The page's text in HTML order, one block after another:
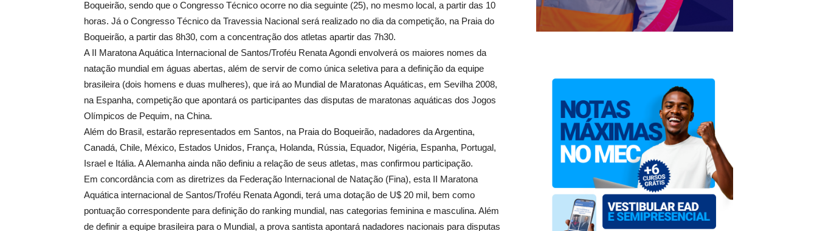
Boqueirão, sendo que o Congresso Técnico ocorre no dia seguinte (25), no mesmo local, a partir das 10
horas. Já o Congresso Técnico da Travessia Nacional será realizado no dia da competição, na Praia do
Boqueirão, a partir das 8h30, com a concentração dos atletas apartir das 7h30.
A II Maratona Aquática Internacional de Santos/Troféu Renata Agondi envolverá os maiores nomes da
natação mundial em águas abertas, além de servir de como única seletiva para a definição da equipe
brasileira (dois homens e duas mulheres), que irá ao Mundial de Maratonas Aquáticas, em Sevilha 2008,
na Espanha, competição que apontará os participantes das disputas de maratonas aquáticas dos Jogos
Olímpicos de Pequim, na China.
Além do Brasil, estarão representados em Santos, na Praia do Boqueirão, nadadores da Argentina,
Canadá, Chile, México, Estados Unidos, França, Holanda, Rússia, Equador, Nigéria, Espanha, Portugal,
Israel e Itália. A Alemanha ainda não definiu a relação de seus atletas, mas confirmou participação.
Em concordância com as diretrizes da Federação Internacional de Natação (Fina), esta II Maratona
Aquática internacional de Santos/Troféu Renata Agondi, terá uma dotação de U$ 20 mil, bem como
pontuação correspondente para definição do ranking mundial, nas categorias feminina e masculina. Além
de definir a equipe brasileira para o Mundial, a prova santista apontará nadadores nacionais para disputas